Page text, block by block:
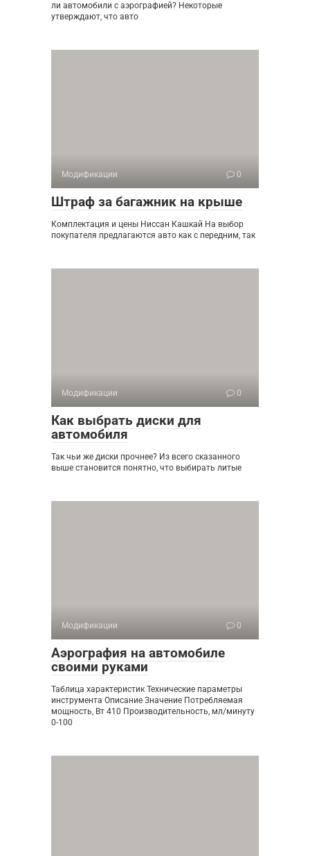
ли автомобили с аэрографией? Некоторые
утверждают, что авто
Модификации 0
Штраф за багажник на крыше
Комплектация и цены Ниссан Кашкай На выбор
покупателя предлагаются авто как с передним, так
Модификации 0
Как выбрать диски для
автомобиля
Так чьи же диски прочнее? Из всего сказанного
выше становится понятно, что выбирать литые
Модификации 0
Аэрография на автомобиле
своими руками
Таблица характеристик Технические параметры
инструмента Описание Значение Потребляемая
мощность, Вт 410 Производительность, мл/минуту
0-100